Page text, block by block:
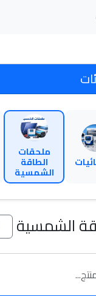
ملحقات
الطاقة
الشمسية
الشمسية